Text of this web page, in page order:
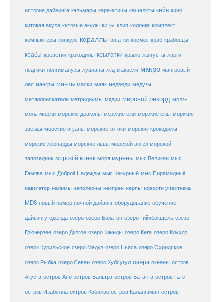
история дайвинга кальмары каракатицы кашалоты кейв кино
китовая акула китовые акулы киты клип колонка комплект
компьютеры конкурс кораллы косатки космос краб крабоеды
крабы креветки крокодилы крылатки крыло лангусты ларги
ледники лонгиманусы луцианы лёд макрели макро мангровый
лес мангры манты маски маяк медведи медузы
металлоискатели метридиумы мидии мировой рекорд мола-
мола моржи морские драконы морские ежи морские ежы морские
звёзды морские игуаны морские котики морские крокодилы
морские леопарды морские львы морской ангел морской
заповедник морской конёк моря мурены мыс Великан мыс
Гамова мыс Доброй Надежды мыс Кекурный мыс Пирамидный
навигатор налимы наполеоны неопрен нерпы новости участника
MDS новый номер ночной дайвинг оборудование обучение
дайвингу одежда озеро озеро Балатон озеро Гийибакшель озеро
Грюнерзее озеро Долгое озеро Каинды озеро Кета озеро Клухор
озеро Курильское озеро Медуз озеро Ньяса озеро Охридское
озеро Рыбка озеро Севан озеро Хубсугул озёра океаны остров
Агуста остров Апо остров Бальтра остров Батанта остров Гато
остров Изабелла остров Кабилао остров Калангаман остров